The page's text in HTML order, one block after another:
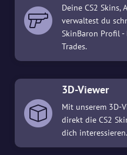
Deine CS2 Skins,
verwaltest du
SkinBaron Profil -
Trades.
3D-Viewer
Mit unserem 3D-
direkt die CS2
dich interessieren.